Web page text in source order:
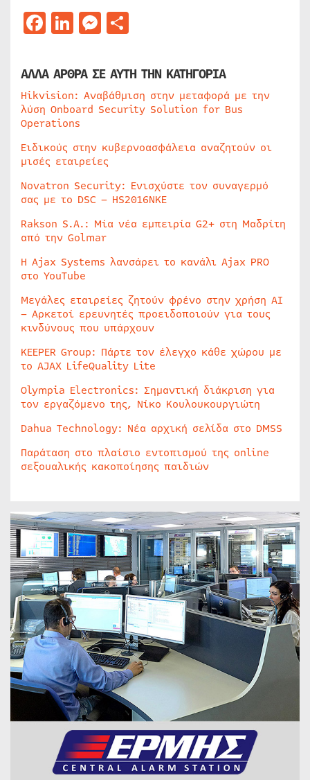
Facebook
LinkedIn
Messenger
ΑΛΛΑ ΑΡΘΡΑ ΣΕ ΑΥΤΗ ΤΗΝ ΚΑΤΗΓΟΡΙΑ
Hikvision: Αναβάθμιση στην μεταφορά με την
λύση Onboard Security Solution for Bus
Operations
Ειδικούς στην κυβερνοασφάλεια αναζητούν οι
μισές εταιρείες
Novatron Security: Ενισχύστε τον συναγερμό
σας με το DSC – HS2016NKE
Rakson S.A.: Μία νέα εμπειρία G2+ στη Μαδρίτη
από την Golmar
Η Ajax Systems λανσάρει το κανάλι Ajax PRO
στο YouTube
Μεγάλες εταιρείες ζητούν φρένο στην χρήση AI
– Αρκετοί ερευνητές προειδοποιούν για τους
κινδύνους που υπάρχουν
KEEPER Group: Πάρτε τον έλεγχο κάθε χώρου με
το AJAX LifeQuality Lite
Olympia Electronics: Σημαντική διάκριση για
τον εργαζόμενο της, Νίκο Κουλουκουργιώτη
Dahua Technology: Νέα αρχική σελίδα στο DMSS
Παράταση στο πλαίσιο εντοπισμού της online
σεξουαλικής κακοποίησης παιδιών